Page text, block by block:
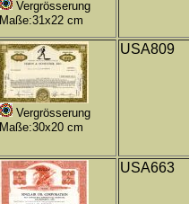
Vergrösserung
Maße:31x22 cm
Vergrösserung
Maße:30x20 cm
USA809
USA663